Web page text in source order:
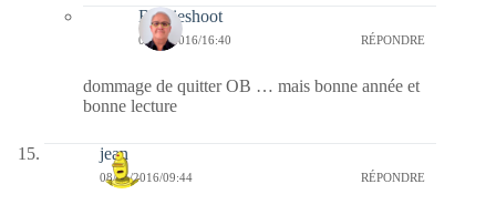
Bernieshoot
08/01/2016/16:40 RÉPONDRE
dommage de quitter OB … mais bonne année et
bonne lecture
jean
08/01/2016/09:44 RÉPONDRE